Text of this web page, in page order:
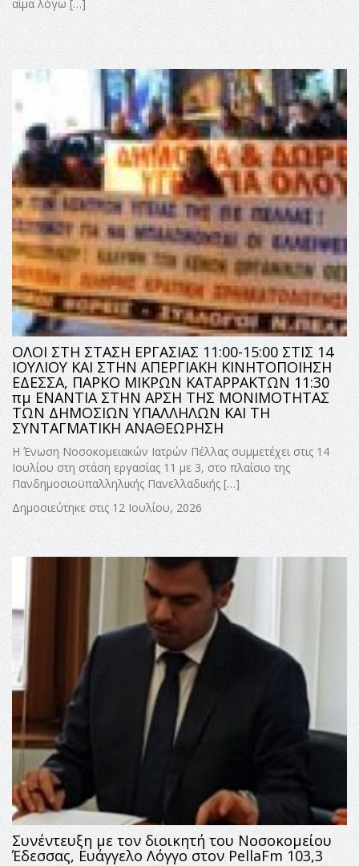
αίμα λόγω […]
ΟΛΟΙ ΣΤΗ ΣΤΑΣΗ ΕΡΓΑΣΙΑΣ 11:00-15:00 ΣΤΙΣ 14
ΙΟΥΛΙΟΥ ΚΑΙ ΣΤΗΝ ΑΠΕΡΓΙΑΚΗ ΚΙΝΗΤΟΠΟΙΗΣΗ
ΕΔΕΣΣΑ, ΠΑΡΚΟ ΜΙΚΡΩΝ ΚΑΤΑΡΡΑΚΤΩΝ 11:30
πμ ΕΝΑΝΤΙΑ ΣΤΗΝ ΑΡΣΗ ΤΗΣ ΜΟΝΙΜΟΤΗΤΑΣ
ΤΩΝ ΔΗΜΟΣΙΩΝ ΥΠΑΛΛΗΛΩΝ ΚΑΙ ΤΗ
ΣΥΝΤΑΓΜΑΤΙΚΗ ΑΝΑΘΕΩΡΗΣΗ
Η Ένωση Νοσοκομειακών Ιατρών Πέλλας συμμετέχει στις 14
Ιουλίου στη στάση εργασίας 11 με 3, στο πλαίσιο της
Πανδημοσιοϋπαλληλικής Πανελλαδικής […]
Δημοσιεύτηκε στις 12 Ιουλίου, 2026
Συνέντευξη με τον διοικητή του Νοσοκομείου
Έδεσσας, Ευάγγελο Λόγγο στον PellaFm 103,3